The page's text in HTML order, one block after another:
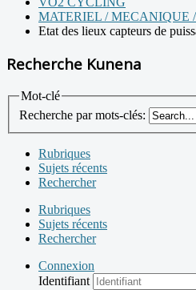
MATERIEL / MECANIQUE
Etat des lieux capteurs de
Recherche Kunena
Mot-clé
Recherche par mots-clés:
Rubriques
Sujets récents
Rechercher
Rubriques
Sujets récents
Rechercher
Connexion
Identifiant